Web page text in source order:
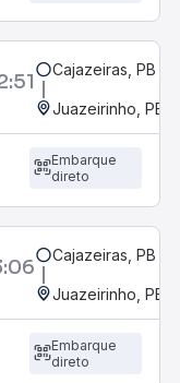
Cajazeiras, PB
Juazeirinho, PB
Embarque
direto
Cajazeiras, PB
Juazeirinho, PB
Embarque
direto